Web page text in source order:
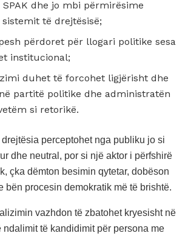
dhe jo mbi përmirësime
të drejtësisë;
përdoret për llogari politike sesa
institucional;
duhet të forcohet ligjërisht dhe
partitë politike dhe administratën
si retorikë.
drejtësia perceptohet nga publiku jo si
dhe neutral, por si një aktor i përfshirë
çka dëmton besimin qytetar, dobëson
bën procesin demokratik më të brishtë.
vazhdon të zbatohet kryesisht në
ndalimit të kandidimit për persona me